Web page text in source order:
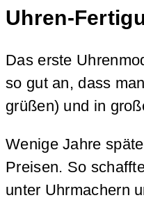
Uhren-
Das erste
so gut an, dass
grüßen) und in
Wenige Jahre
Preisen. So
unter Uhrmachern